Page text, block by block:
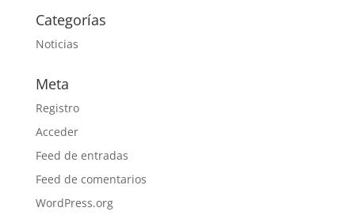
Categorías
Noticias
Meta
Registro
Acceder
Feed de entradas
Feed de comentarios
WordPress.org